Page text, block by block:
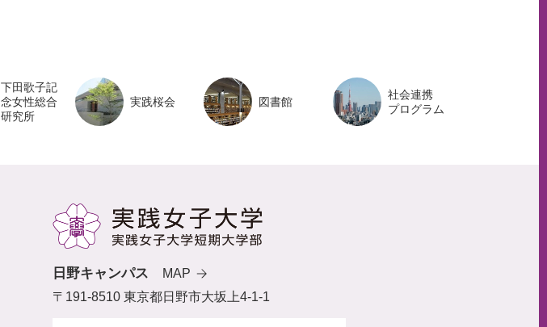
下田歌子記
念女性総合
研究所
実践桜会 図書館
社会連携
プログラム
日野キャンパス
MAP
〒191-8510 東京都日野市大坂上4-1-1